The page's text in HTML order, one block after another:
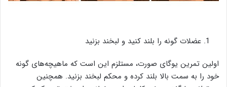
عضلات گونه را بلند کنید و لبخند بزنید
اولین تمرین یوگای صورت، مستلزم این است که ماهیچه‌های گونه
خود را به سمت بالا بلند کرده و محکم لبخند بزنید. همچنین